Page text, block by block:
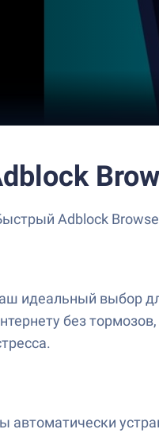
Adblock
идеальный выбор
без
автоматически